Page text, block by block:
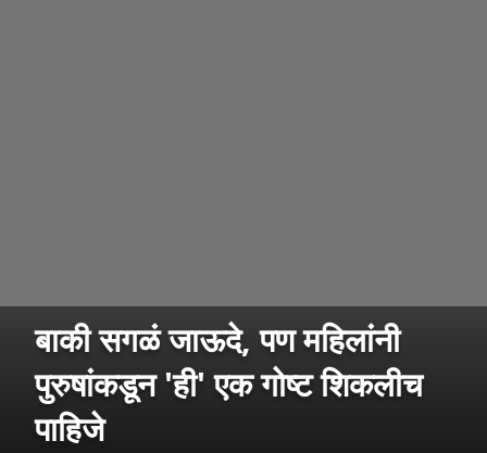
बाकी सगळं जाऊदे, पण महिलांनी
पुरुषांकडून 'ही' एक गोष्ट शिकलीच
पाहिजे